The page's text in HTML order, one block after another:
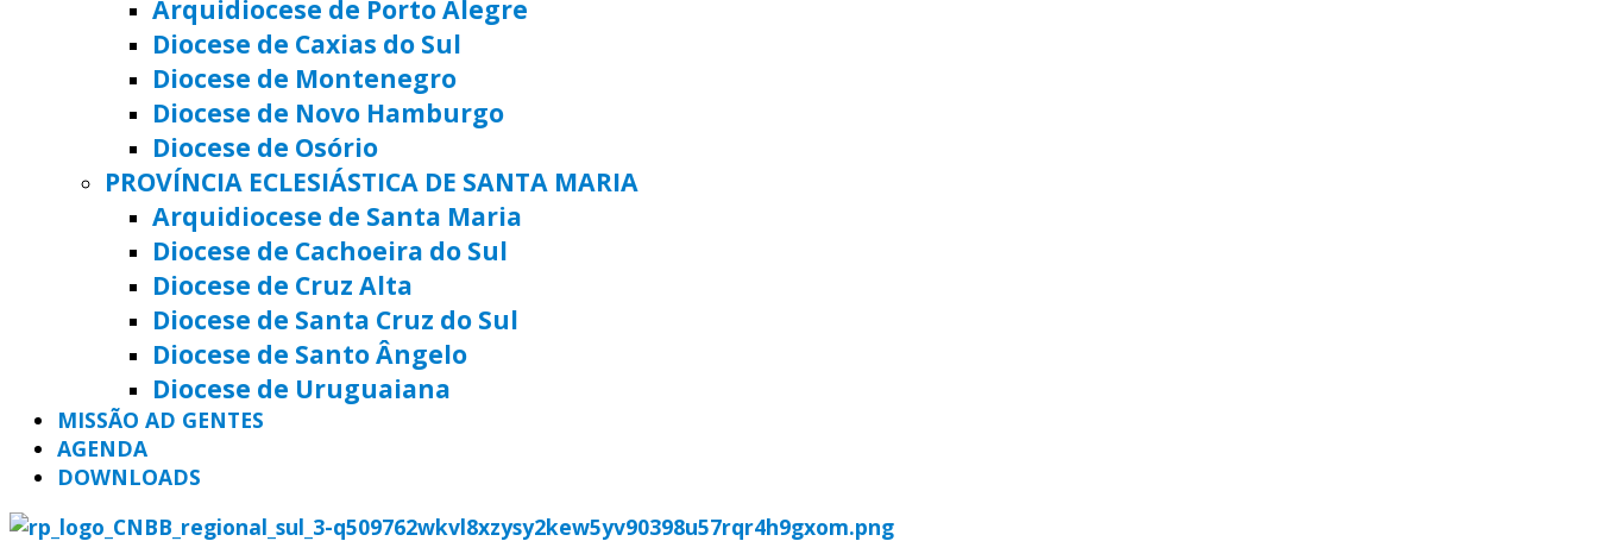
Arquidiocese de Porto Alegre
Diocese de Caxias do Sul
Diocese de Montenegro
Diocese de Novo Hamburgo
Diocese de Osório
PROVÍNCIA ECLESIÁSTICA DE SANTA MARIA
Arquidiocese de Santa Maria
Diocese de Cachoeira do Sul
Diocese de Cruz Alta
Diocese de Santa Cruz do Sul
Diocese de Santo Ângelo
Diocese de Uruguaiana
MISSÃO AD GENTES
AGENDA
DOWNLOADS